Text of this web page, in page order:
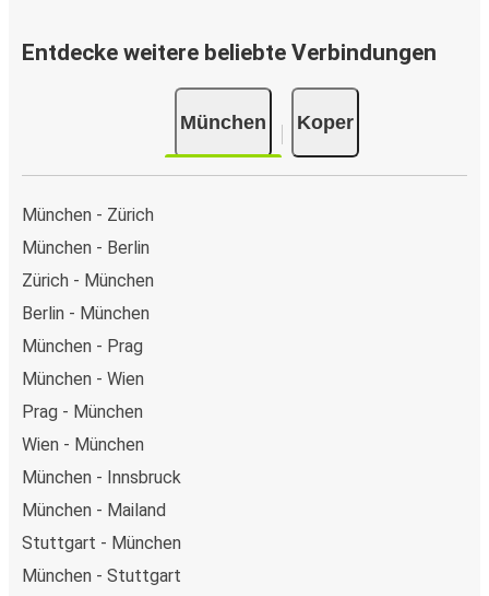
Entdecke weitere beliebte Verbindungen
München Koper
München - Zürich
München - Berlin
Zürich - München
Berlin - München
München - Prag
München - Wien
Prag - München
Wien - München
München - Innsbruck
München - Mailand
Stuttgart - München
München - Stuttgart